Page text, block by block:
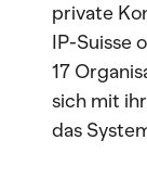
private
IP-Suisse
17
sich mit
das